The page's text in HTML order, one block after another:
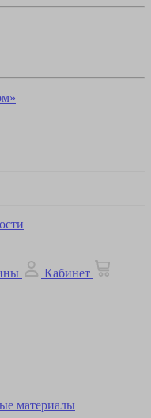
Кабинет
материалы